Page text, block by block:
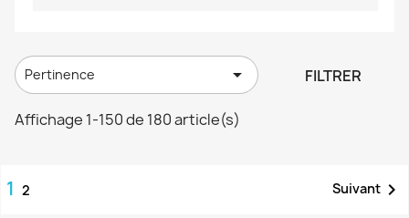
Pertinence  FILTRER
Affichage 1-150 de 180 article(s)
1 2 Suivant 